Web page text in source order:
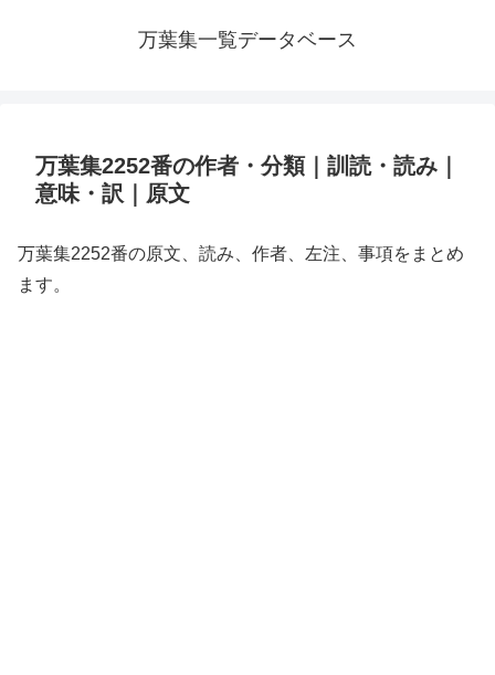
万葉集一覧データベース
万葉集2252番の作者・分類｜訓読・読み｜
意味・訳｜原文
万葉集2252番の原文、読み、作者、左注、事項をまとめ
ます。